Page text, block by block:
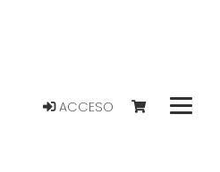
ACCESO